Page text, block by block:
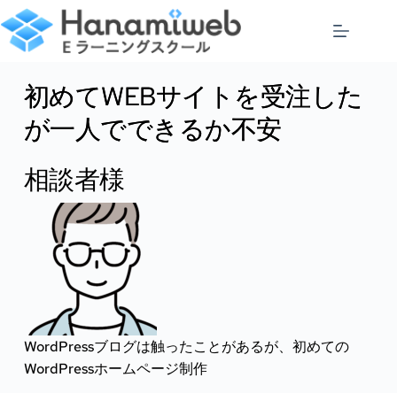
ン
テ
初めてWEBサイトを受注した
が一人でできるか不安
相談者様
WordPressブログは触ったことがあるが、初めての
WordPressホームページ制作